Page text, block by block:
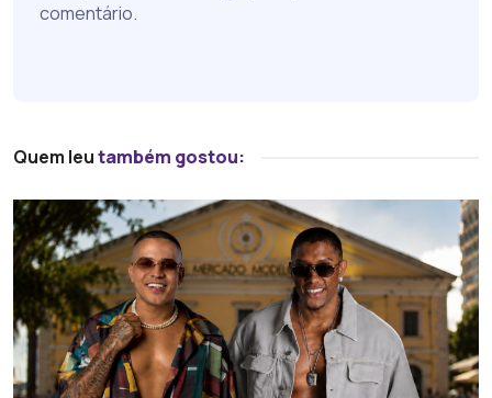
comentário.
Quem leutambém gostou: